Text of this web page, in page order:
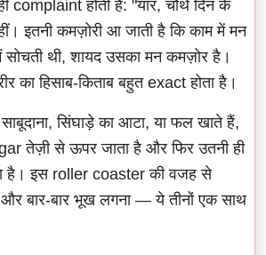
complaint होती है: "यार, चौथे दिन के
इतनी कमज़ोरी आ जाती है कि काम में मन
थी, शायद उसका मन कमज़ोर है।
का हिसाब-किताब बहुत exact होता है।
सिंघाड़े का आटा, या फल खाते हैं,
तेज़ी से ऊपर जाता है और फिर उतनी ही
है। इस roller coaster की वजह से
बार-बार भूख लगना — ये तीनों एक साथ